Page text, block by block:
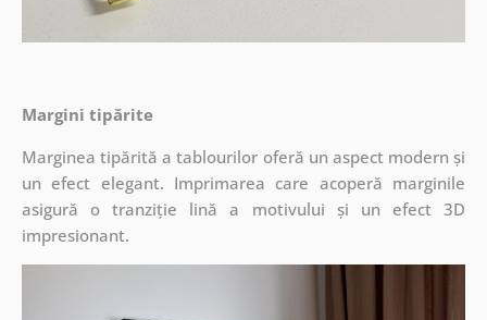
Margini tipărite
Marginea tipărită a tablourilor oferă un aspect modern și
un efect elegant. Imprimarea care acoperă marginile
asigură o tranziție lină a motivului și un efect 3D
impresionant.